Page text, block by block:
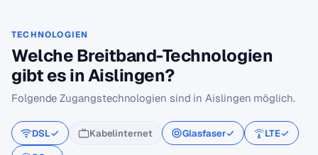
TECHNOLOGIEN
Welche Breitband-Technologien
gibt es in Aislingen?
Folgende Zugangstechnologien sind in Aislingen möglich.
DSL Kabelinternet Glasfaser
LTE